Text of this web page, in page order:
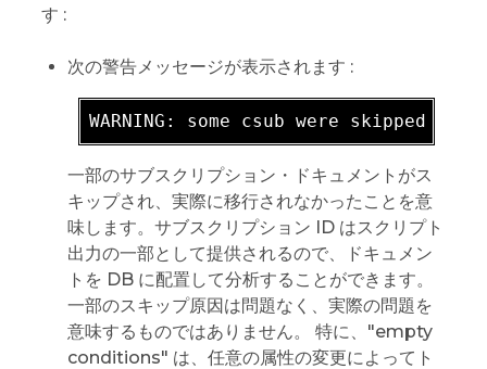
す :
次の警告メッセージが表示されます :
WARNING:
一部のサブスクリプション・ドキュメントがス
キップされ、実際に移行されなかったことを意
味します。サブスクリプション ID はスクリプト
出力の一部として提供されるので、ドキュメン
トを DB に配置して分析することができます。
一部のスキップ原因は問題なく、実際の問題を
意味するものではありません。 特に、"empty
conditions" は、任意の属性の変更によってト